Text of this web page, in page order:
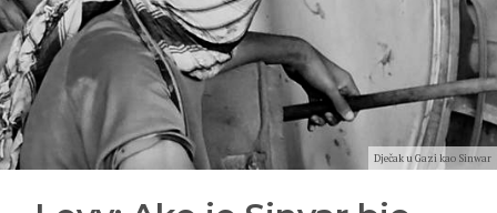
Dječak u Gazi kao Sinwar